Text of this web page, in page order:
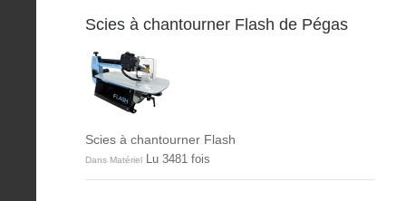
Scies à chantourner Flash de Pégas
Scies à chantourner Flash
Dans Matériel Lu 3481 fois